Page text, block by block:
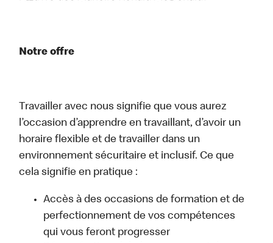
Notre offre
Travailler avec nous signifie que vous aurez
l’occasion d’apprendre en travaillant, d’avoir un
horaire flexible et de travailler dans un
environnement sécuritaire et inclusif. Ce que
cela signifie en pratique :
Accès à des occasions de formation et de
perfectionnement de vos compétences
qui vous feront progresser